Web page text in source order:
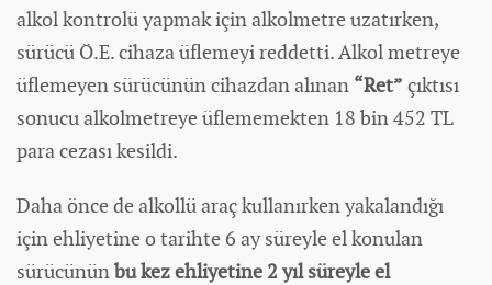
alkol kontrolü yapmak için alkolmetre uzatırken,
sürücü Ö.E. cihaza üflemeyi reddetti. Alkol metreye
üflemeyen sürücünün cihazdan alınan “Ret” çıktısı
sonucu alkolmetreye üflememekten 18 bin 452 TL
para cezası kesildi.
Daha önce de alkollü araç kullanırken yakalandığı
için ehliyetine o tarihte 6 ay süreyle el konulan
sürücünün bu kez ehliyetine 2 yıl süreyle el